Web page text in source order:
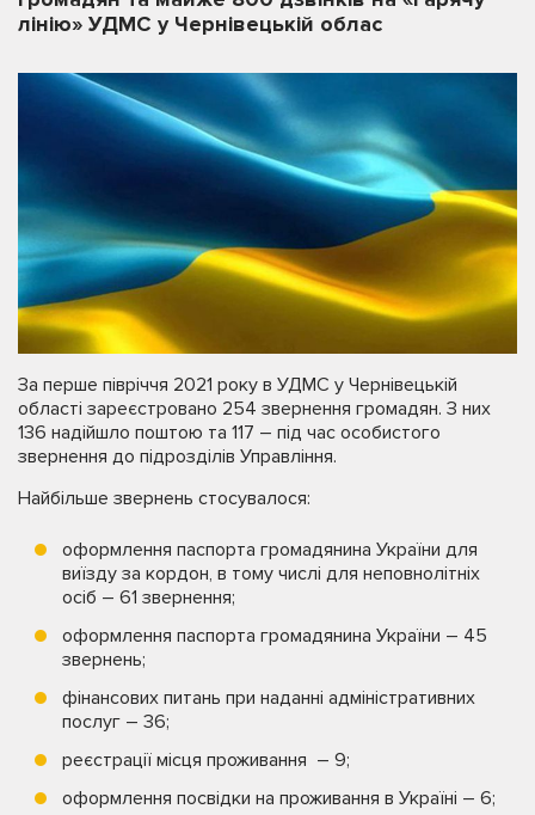
лінію» УДМС у Чернівецькій облас
За перше півріччя 2021 року в УДМС у Чернівецькій
області зареєстровано 254 звернення громадян. З них
136 надійшло поштою та 117 – під час особистого
звернення до підрозділів Управління.
Найбільше звернень стосувалося:
оформлення паспорта громадянина України для
виїзду за кордон, в тому числі для неповнолітніх
осіб – 61 звернення;
оформлення паспорта громадянина України – 45
звернень;
фінансових питань при наданні адміністративних
послуг – 36;
реєстрації місця проживання – 9;
оформлення посвідки на проживання в Україні – 6;